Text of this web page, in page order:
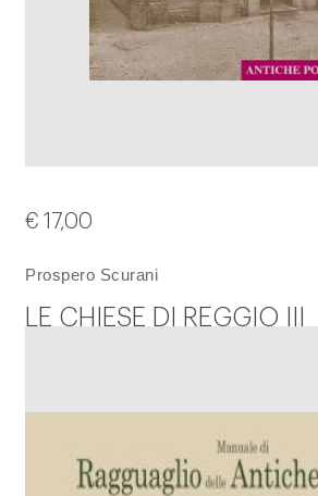
Prospero Scurani
LE CHIESE DI REGGIO III
€ 17,00